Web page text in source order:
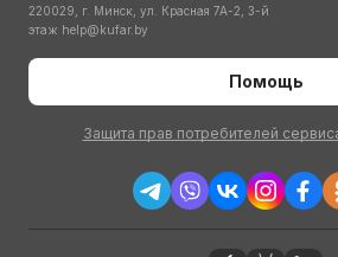
220029, г. Минск, ул. Красная 7А-2, 3-й
этаж help@kufar.by
Помощь
Защита прав потребителей